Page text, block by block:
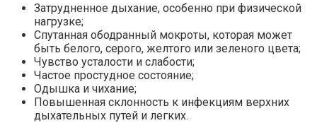
Затрудненное дыхание, особенно при физической
нагрузке;
Спутанная ободранный мокроты, которая может
быть белого, серого, желтого или зеленого цвета;
Чувство усталости и слабости;
Частое простудное состояние;
Одышка и чихание;
Повышенная склонность к инфекциям верхних
дыхательных путей и легких.